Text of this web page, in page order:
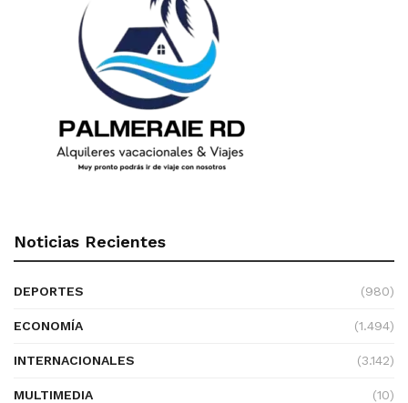
Noticias Recientes
DEPORTES (980)
ECONOMÍA (1.494)
INTERNACIONALES (3.142)
MULTIMEDIA (10)